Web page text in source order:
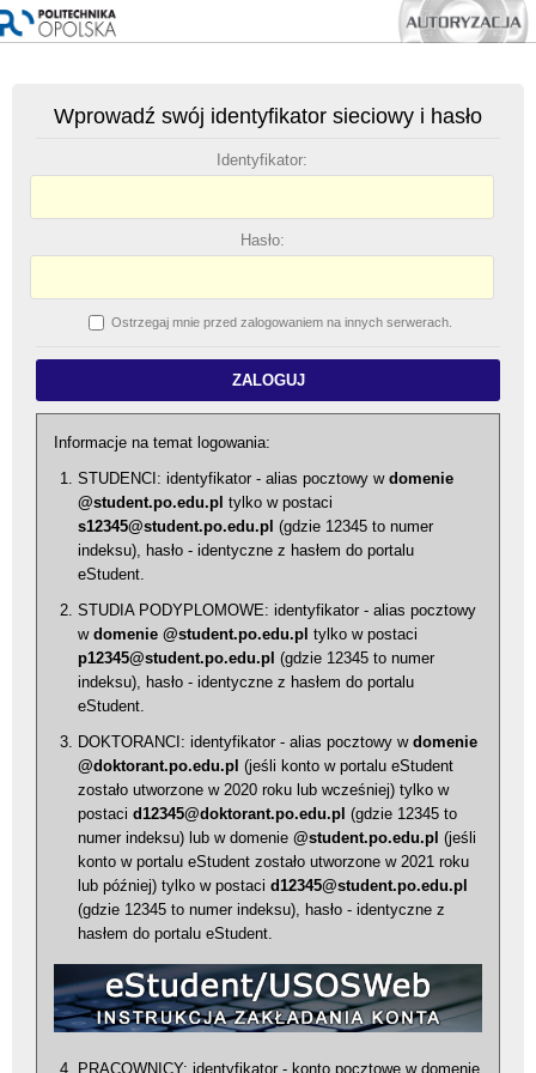
Wprowadź swój identyfikator sieciowy i hasło
dentyfikator:
Hasło:
Ostrzegaj mnie przed zalogowaniem na innych serwerach.
Informacje na temat logowania:
STUDENCI: identyfikator - alias pocztowy w domenie
@student.po.edu.pl tylko w postaci
s12345@student.po.edu.pl (gdzie 12345 to numer
indeksu), hasło - identyczne z hasłem do portalu
eStudent.
STUDIA PODYPLOMOWE: identyfikator - alias pocztowy
w domenie @student.po.edu.pl tylko w postaci
p12345@student.po.edu.pl (gdzie 12345 to numer
indeksu), hasło - identyczne z hasłem do portalu
eStudent.
DOKTORANCI: identyfikator - alias pocztowy w domenie
@doktorant.po.edu.pl (jeśli konto w portalu eStudent
zostało utworzone w 2020 roku lub wcześniej) tylko w
postaci d12345@doktorant.po.edu.pl (gdzie 12345 to
numer indeksu) lub w domenie @student.po.edu.pl (jeśli
konto w portalu eStudent zostało utworzone w 2021 roku
lub później) tylko w postaci d12345@student.po.edu.pl
(gdzie 12345 to numer indeksu), hasło - identyczne z
hasłem do portalu eStudent.
PRACOWNICY: identyfikator - konto pocztowe w domenie